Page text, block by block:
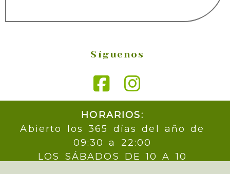
Síguenos
HORARIOS:
Abierto los 365 días del año de
09:30 a 22:00
LOS SÁBADOS DE 10 A 10